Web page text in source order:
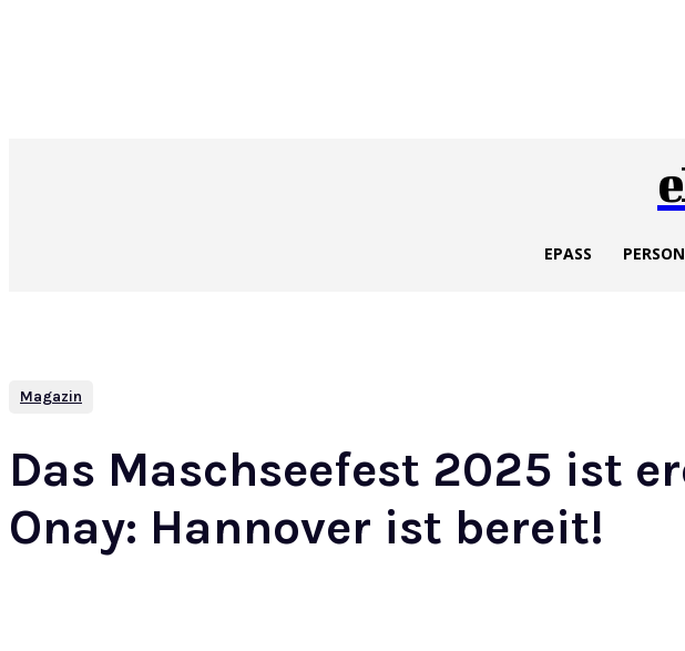
EPASS
Magazin
Das Maschseefest 2025 ist
Onay: Hannover ist bereit!